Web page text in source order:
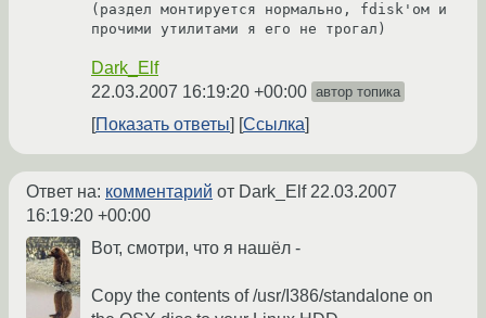
(раздел монтируется нормально, fdisk'ом и
прочими утилитами я его не трогал)
Dark_Elf
22.03.2007 16:19:20 +00:00 автор топика
Показать ответы Ссылка
Ответ на: комментарий от Dark_Elf22.03.2007
16:19:20 +00:00
Вот, смотри, что я нашёл -
Copy the contents of /usr/I386/standalone on